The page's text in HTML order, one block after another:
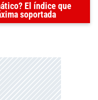
El índice que
soportada